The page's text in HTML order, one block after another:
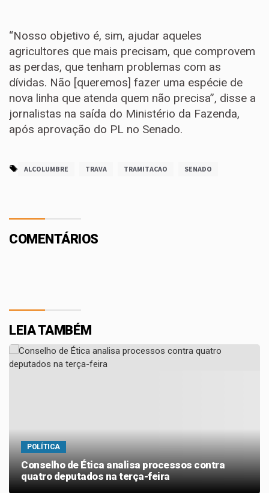
“Nosso objetivo é, sim, ajudar aqueles
agricultores que mais precisam, que comprovem
as perdas, que tenham problemas com as
dívidas. Não [queremos] fazer uma espécie de
nova linha que atenda quem não precisa”, disse a
jornalistas na saída do Ministério da Fazenda,
após aprovação do PL no Senado.
ALCOLUMBRE TRAVA TRAMITACAO SENADO
COMENTÁRIOS
LEIA TAMBÉM
POLÍTICA
Conselho de Ética analisa processos contra
quatro deputados na terça-feira